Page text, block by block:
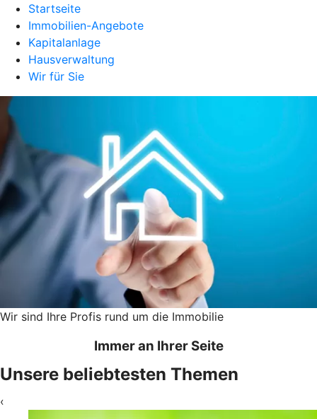
Startseite
Immobilien-Angebote
Kapitalanlage
Hausverwaltung
Wir für Sie
Wir sind Ihre Profis rund um die Immobilie
Immer an Ihrer Seite
Unsere beliebtesten Themen
‹